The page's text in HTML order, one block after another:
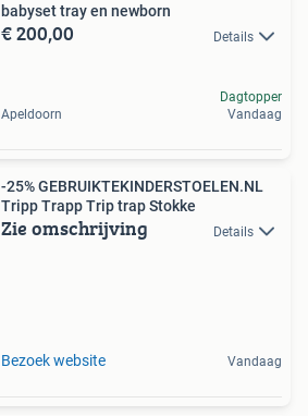
babyset tray en newborn
€ 200,00 Details
Apeldoorn
Dagtopper
Vandaag
-25% GEBRUIKTEKINDERSTOELEN.NL
Tripp Trapp Trip trap Stokke
Zie omschrijving Details
Bezoek website Vandaag